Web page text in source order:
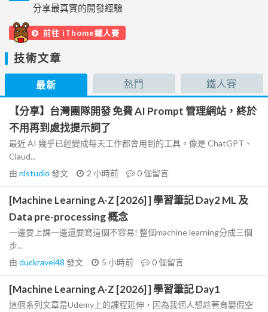
分享最真實的開發經驗
前往 iThome鐵人賽
技術文章
最新 熱門 鐵人賽
【分享】台灣團隊開發 免費 AI Prompt 管理網站，終於
不用再到處找提示詞了
最近 AI 幾乎已經變成每天工作都會用到的工具。像是 ChatGPT、
Claud...
由 nlstudio 發文 2 小時前 0個留言
[Machine Learning A-Z [2026] ] 學習筆記 Day2 ML 及
Data pre-processing 概念
一邊要上課一邊還要寫這個不容易! 整個machine learning分成三個
步...
由 duckravel48 發文 5 小時前 0個留言
[Machine Learning A-Z [2026] ] 學習筆記 Day1
這個系列文章是Udemy上的課程延伸，因為我個人想趁著育嬰假空